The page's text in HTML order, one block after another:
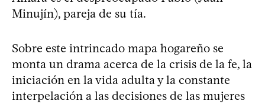
Minujín), pareja de su tía.
Sobre este intrincado mapa hogareño se
monta un drama acerca de la crisis de la fe, la
iniciación en la vida adulta y la constante
interpelación a las decisiones de las mujeres